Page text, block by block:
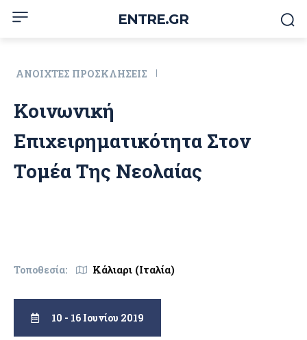
ENTRE.GR
ΑΝΟΙΧΤΈΣ ΠΡΟΣΚΛΉΣΕΙΣ
Κοινωνική
Επιχειρηματικότητα Στον
Τομέα Της Νεολαίας
Τοποθεσία: Κάλιαρι (Ιταλία)
10 - 16 Ιουνίου 2019